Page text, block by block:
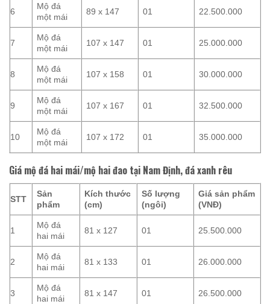
6
Mộ đá
một mái
89 x 147 01 22.500.000
7
Mộ đá
một mái
107 x 147 01 25.000.000
8
Mộ đá
một mái
107 x 158 01 30.000.000
9
Mộ đá
một mái
107 x 167 01 32.500.000
10
Mộ đá
một mái
107 x 172 01 35.000.000
Giá mộ đá hai mái/mộ hai đao tại Nam Định, đá xanh rêu
STT
Sản
phẩm
Kích thước
(cm)
Số lượng
(ngôi)
Giá sản phẩm
(VNĐ)
1
Mộ đá
hai mái
81 x 127 01 25.500.000
2
Mộ đá
hai mái
81 x 133 01 26.000.000
3
Mộ đá
hai mái
81 x 147 01 26.500.000